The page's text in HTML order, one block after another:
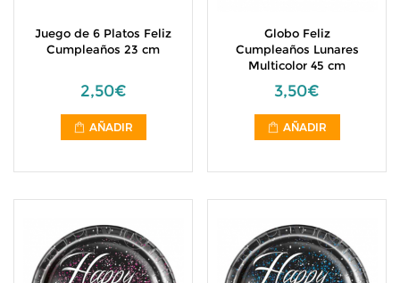
Juego de 6 Platos Feliz
Cumpleaños 23 cm
2,50€
AÑADIR
Globo Feliz
Cumpleaños Lunares
Multicolor 45 cm
3,50€
AÑADIR